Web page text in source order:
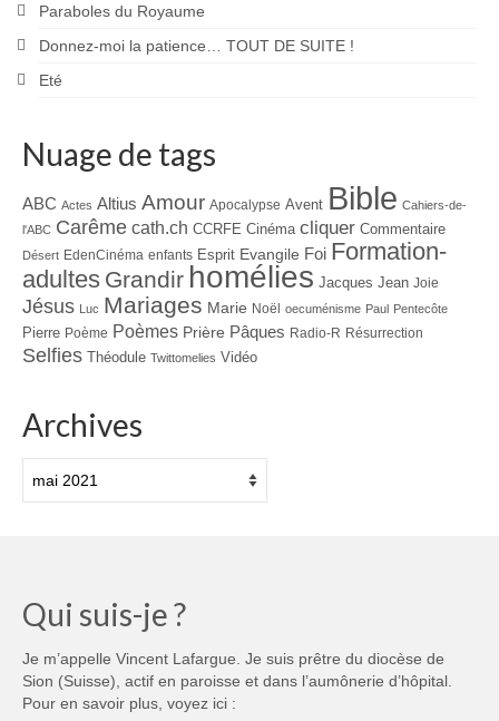
Paraboles du Royaume
Donnez-moi la patience… TOUT DE SUITE !
Eté
Nuage de tags
ABC Actes Altius Amour Apocalypse Avent Bible Cahiers-de-
l'ABC Carême cath.ch CCRFE Cinéma cliquer Commentaire
Désert EdenCinéma enfants Esprit Evangile Foi Formation-
adultes Grandir homélies Jacques Jean Joie
Jésus Luc Mariages Marie Noël oecuménisme Paul Pentecôte
Pierre Poème Poèmes Prière Pâques Radio-R Résurrection
Selfies Théodule Twittomelies Vidéo
Archives
Qui suis-je ?
Je m’appelle Vincent Lafargue. Je suis prêtre du diocèse de
Sion (Suisse), actif en paroisse et dans l’aumônerie d’hôpital.
Pour en savoir plus, voyez ici :